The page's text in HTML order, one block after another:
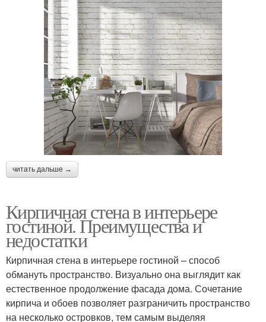
читать дальше →
Кирпичная стена в интерьере
гостиной. Преимущества и
недостатки
Кирпичная стена в интерьере гостиной – способ
обмануть пространство. Визуально она выглядит как
естественное продолжение фасада дома. Сочетание
кирпича и обоев позволяет разграничить пространство
на несколько островков, тем самым выделяя